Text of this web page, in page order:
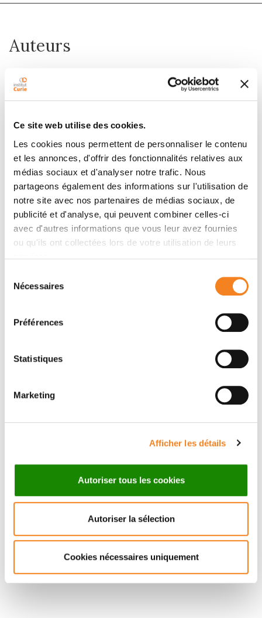
Ce site web utilise des cookies.
Les cookies nous permettent de personnaliser le contenu
et les annonces, d'offrir des fonctionnalités relatives aux
médias sociaux et d'analyser notre trafic. Nous
partageons également des informations sur l'utilisation de
notre site avec nos partenaires de médias sociaux, de
publicité et d'analyse, qui peuvent combiner celles-ci
avec d'autres informations que vous leur avez fournies
ou qu'ils ont collectées lors de votre utilisation de leurs
Nécessaires
Préférences
Statistiques
Marketing
Afficher les détails
Autoriser tous les cookies
Autoriser la sélection
Cookies nécessaires uniquement
Auteurs
Maha Siouda, Audrey D. Dujardin, Laetitia Barbollat-
Boutrand, Marco A. Mendoza-Parra, Benjamin Gibert,
Marie Robert, Jean-Philippe Foy, Vincent Lavergne,
Ichim, Hinrich Gronemeyer, Pierre Saintigny, Peter
Mulligan
Membres
ALAIN
Professeur - Médecin